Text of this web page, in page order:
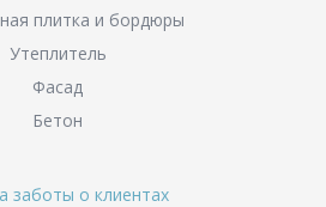
плитка и бордюры
Утеплитель
Фасад
Бетон
заботы о клиентах